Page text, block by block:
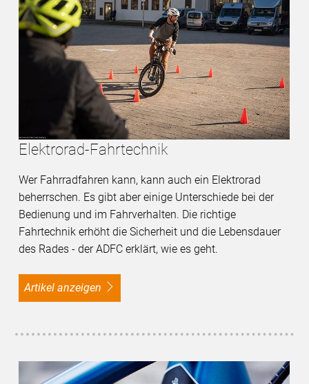
Elektrorad-Fahrtechnik
Wer Fahrradfahren kann, kann auch ein Elektrorad
beherrschen. Es gibt aber einige Unterschiede bei der
Bedienung und im Fahrverhalten. Die richtige
Fahrtechnik erhöht die Sicherheit und die Lebensdauer
des Rades - der ADFC erklärt, wie es geht.
Artikel anzeigen